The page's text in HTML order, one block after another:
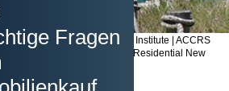
| GRI (Graduate of Realtor Institute | ACCRS
Specialist | RCNS (Residential New
Fragen